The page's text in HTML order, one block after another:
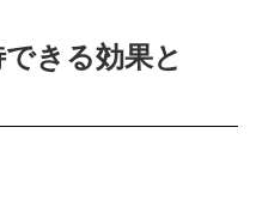
きる効果と